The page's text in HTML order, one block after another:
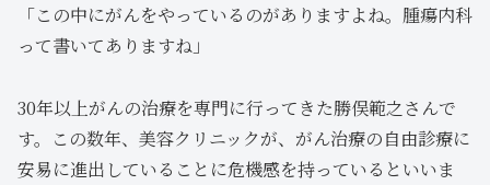
「この中にがんをやっているのがありますよね。腫瘍内科
って書いてありますね」
30年以上がんの治療を専門に行ってきた勝俣範之さんで
す。この数年、美容クリニックが、がん治療の自由診療に
安易に進出していることに危機感を持っているといいま